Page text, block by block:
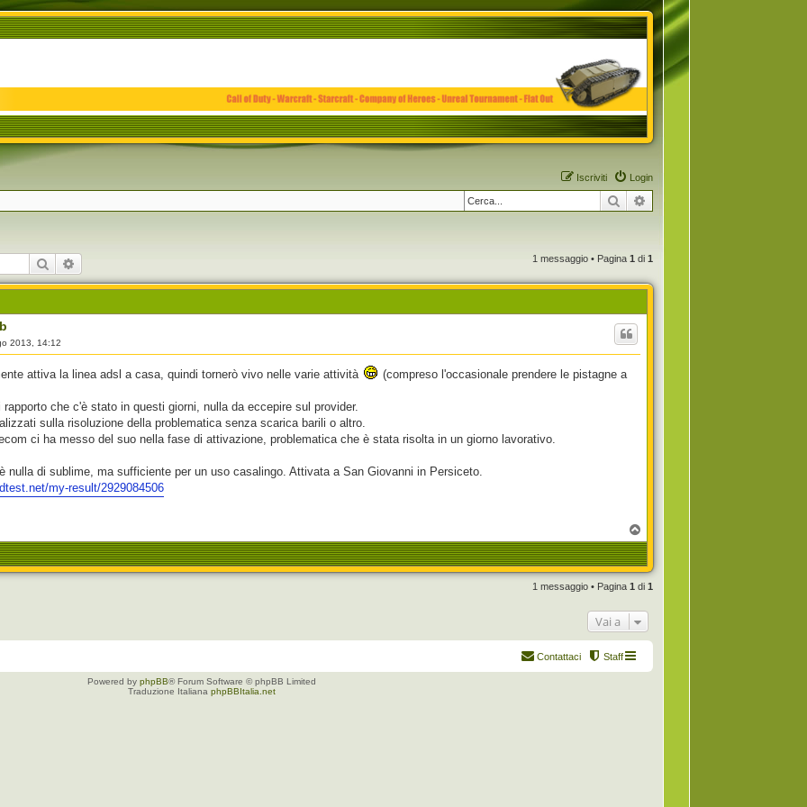
Login
Iscriviti
Cerca
Cerca 1 messaggio • Pagina 1 di 1
2013, 14:12
attiva la linea adsl a casa, quindi tornerò vivo nelle varie attività
(compreso l'occasionale prendere le pistagne a
rapporto che c'è stato in questi giorni, nulla da eccepire sul provider.
sulla risoluzione della problematica senza scarica barili o altro.
ci ha messo del suo nella fase di attivazione, problematica che è stata risolta in un giorno lavorativo.
nulla di sublime, ma sufficiente per un uso casalingo. Attivata a San Giovanni in Persiceto.
my-result/2929084506
o
p
1 messaggio • Pagina 1 di 1
Vai a
Staff
Contattaci
Powered by phpBB® Forum Software © phpBB Limited
Traduzione Italiana phpBBItalia.net